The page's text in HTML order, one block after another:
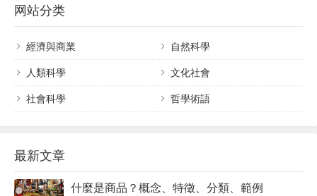
任務或只是傳播祂的話語的呼召。這就是為什麼這
网站分类
經濟與商業 自然科學
人類科學 文化社會
社會科學 哲學術語
最新文章
什麼是商品？概念、特徵、分類、範例